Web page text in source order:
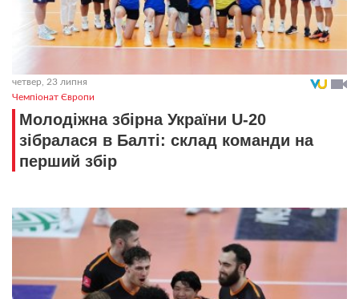
четвер, 23 липня
Чемпіонат Європи
Молодіжна збірна України U-20
зібралася в Балті: склад команди на
перший збір